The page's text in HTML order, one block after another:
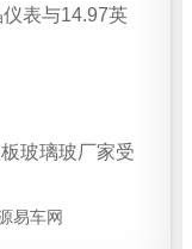
表与14.97英
易车网